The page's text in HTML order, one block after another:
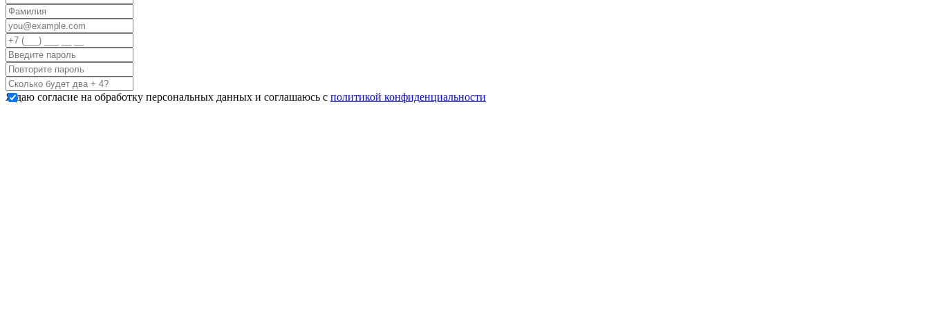
Я даю согласие на обработку персональных данных и соглашаюсь с политикой конфиденциальности